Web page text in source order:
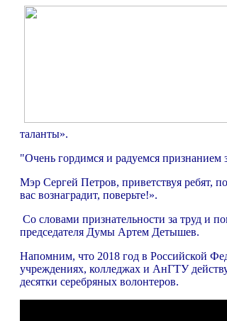
таланты».
"Очень гордимся и радуемся признанием
Мэр Сергей Петров, приветствуя ребят,
вас вознаградит, поверьте!».
Со словами признательности за труд и
председателя Думы Артем Детышев.
Напомним, что 2018 год в Российской
учреждениях, колледжах и АнГТУ
десятки серебряных волонтеров.